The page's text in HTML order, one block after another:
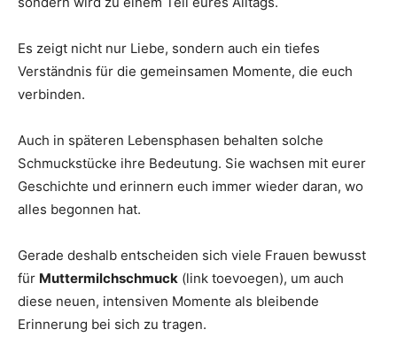
Es zeigt nicht nur Liebe, sondern auch ein tiefes
Verständnis für die gemeinsamen Momente, die euch
verbinden.
Auch in späteren Lebensphasen behalten solche
Schmuckstücke ihre Bedeutung. Sie wachsen mit eurer
Geschichte und erinnern euch immer wieder daran, wo
alles begonnen hat.
Gerade deshalb entscheiden sich viele Frauen bewusst
für Muttermilchschmuck (link toevoegen), um auch
diese neuen, intensiven Momente als bleibende
Erinnerung bei sich zu tragen.